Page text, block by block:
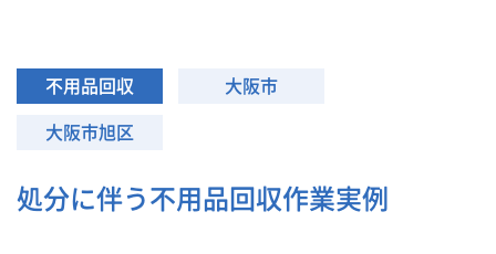
不用品回収 大阪市
大阪市旭区
処分に伴う不用品回収作業実例